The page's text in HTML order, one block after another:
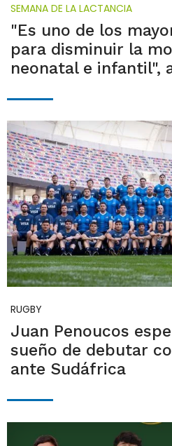
SEMANA DE LA LACTANCIA
"Es uno de los
para disminuir la
neonatal e infantil",
RUGBY
Juan Penoucos
sueño de debutar
ante Sudáfrica